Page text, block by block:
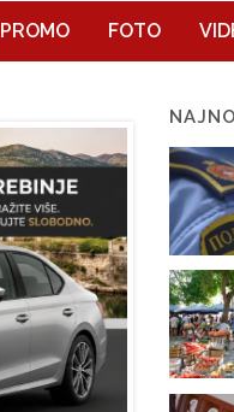
PROMO FOTO